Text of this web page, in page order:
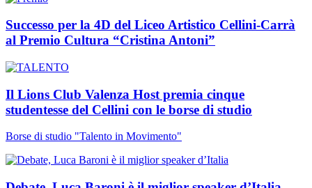
Successo per la 4D del Liceo Artistico Cellini-Carrà
al Premio Cultura “Cristina Antoni”
Il Lions Club Valenza Host premia cinque
studentesse del Cellini con le borse di studio
Borse di studio "Talento in Movimento"